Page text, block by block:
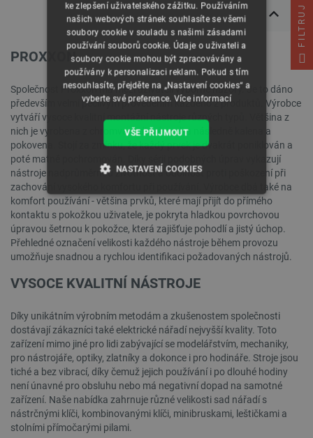
PROXXON
Společnost Proxxon má mezi uživateli výborné názory. Je to dáno
především velmi pečlivým provedením každého z produktů. Výrobce
vytváří vysoce kvalitní montážní nástroje různých typů. Většina z
nich je vyrobena z chromvanadiové oceli a následně kalena a
pokovena. Stojí za zmínku, že každý prvek je dvakrát poniklován a
poté matně pochromován. Díky sérii podobných úprav vykazují
nástroje nadprůměrnou životnost a odolnost proti poškození při
zachování vysokého komfortu při používání. Výrobce dbá také na
komfort používání - většina prvků, které mají přijít do přímého
kontaktu s pokožkou uživatele, je pokryta hladkou povrchovou
úpravou šetrnou k pokožce, která zajišťuje pohodlí a jistý úchop.
Přehledné označení velikosti každého nástroje během provozu
umožňuje snadnou a rychlou identifikaci požadovaných nástrojů.
VYSOCE KVALITNÍ NÁSTROJE
Díky unikátním výrobním metodám a zkušenostem společnosti
dostávají zákazníci také elektrické nářadí nejvyšší kvality. Toto
zařízení mimo jiné pro lidi zabývající se modelářstvím, mechaniky,
pro nástrojáře, optiky, zlatníky a dokonce i pro hodináře. Stroje jsou
tiché a bez vibrací, díky čemuž jejich používání i po dlouhé hodiny
není únavné pro obsluhu nebo má negativní dopad na samotné
zařízení. Naše nabídka zahrnuje různé velikosti sad nářadí s
nástrčnými klíči, kombinovanými klíči, minibruskami, leštičkami a
stolními přímočarými pilami.
FILTRUJ
ke zlepšení uživatelského zážitku. Používáním
našich webových stránek souhlasíte se všemi
soubory cookie v souladu s našimi zásadami
používání souborů cookie. Údaje o uživateli a
soubory cookie mohou být zpracovávány a
používány k personalizaci reklam. Pokud s tím
nesouhlasíte, přejděte na „Nastavení cookies“ a
vyberte své preference. Více informací
VŠE PŘIJMOUT
NASTAVENÍ COOKIES
NEZBYTNĚ NUTNÉ SOUBORY
VÝKONOVÉ SOUBORY
SOUBORY CÍLENÍ
Nezbytně nutné soubory Výkonové soubory
Soubory cílení Funkční soubory
Nezbytně nutné soubory cookie umožňují základní
funkce webových stránek, jako je přihlášení
uživatele a správa účtu. Webové stránky nelze bez